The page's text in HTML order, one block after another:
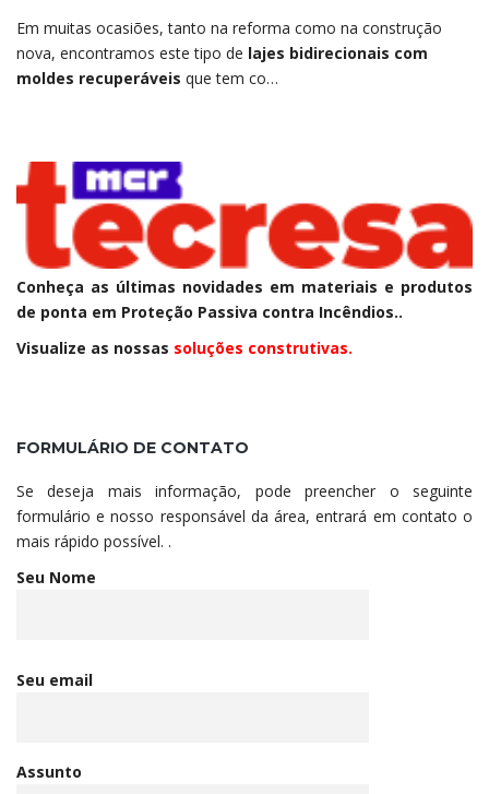
Em muitas ocasiões, tanto na reforma como na construção
nova, encontramos este tipo de lajes bidirecionais com
moldes recuperáveis que tem co…
Conheça as últimas novidades em materiais e produtos
de ponta em Proteção Passiva contra Incêndios..
Visualize as nossas soluções construtivas.
FORMULÁRIO DE CONTATO
Se deseja mais informação, pode preencher o seguinte
formulário e nosso responsável da área, entrará em contato o
mais rápido possível. .
Seu Nome
Seu email
Assunto